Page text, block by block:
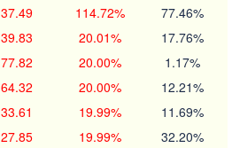
37.49 114.72% 77.46%
39.83 20.01% 17.76%
77.82 20.00% 1.17%
64.32 20.00% 12.21%
33.61 19.99% 11.69%
27.85 19.99% 32.20%